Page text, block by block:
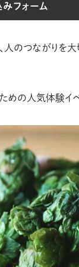
みフォーム
人のつながりを
めの人気体験イ